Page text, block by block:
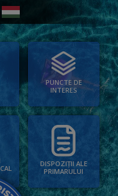
PUNCTE DE
INTERES
DISPOZIȚII ALE
PRIMARULUI